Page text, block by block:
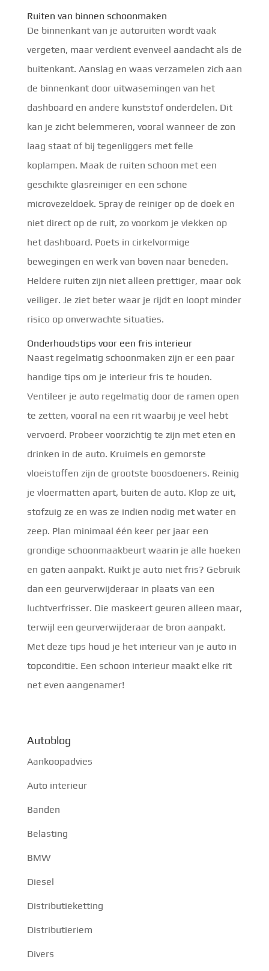
Ruiten van binnen schoonmaken
De binnenkant van je autoruiten wordt vaak
vergeten, maar verdient evenveel aandacht als de
buitenkant. Aanslag en waas verzamelen zich aan
de binnenkant door uitwasemingen van het
dashboard en andere kunststof onderdelen. Dit
kan je zicht belemmeren, vooral wanneer de zon
laag staat of bij tegenliggers met felle
koplampen. Maak de ruiten schoon met een
geschikte glasreiniger en een schone
microvezeldoek. Spray de reiniger op de doek en
niet direct op de ruit, zo voorkom je vlekken op
het dashboard. Poets in cirkelvormige
bewegingen en werk van boven naar beneden.
Heldere ruiten zijn niet alleen prettiger, maar ook
veiliger. Je ziet beter waar je rijdt en loopt minder
risico op onverwachte situaties.
Onderhoudstips voor een fris interieur
Naast regelmatig schoonmaken zijn er een paar
handige tips om je interieur fris te houden.
Ventileer je auto regelmatig door de ramen open
te zetten, vooral na een rit waarbij je veel hebt
vervoerd. Probeer voorzichtig te zijn met eten en
drinken in de auto. Kruimels en gemorste
vloeistoffen zijn de grootste boosdoeners. Reinig
je vloermatten apart, buiten de auto. Klop ze uit,
stofzuig ze en was ze indien nodig met water en
zeep. Plan minimaal één keer per jaar een
grondige schoonmaakbeurt waarin je alle hoeken
en gaten aanpakt. Ruikt je auto niet fris? Gebruik
dan een geurverwijderaar in plaats van een
luchtverfrisser. Die maskeert geuren alleen maar,
terwijl een geurverwijderaar de bron aanpakt.
Met deze tips houd je het interieur van je auto in
topconditie. Een schoon interieur maakt elke rit
net even aangenamer!
Autoblog
Aankoopadvies
Auto interieur
Banden
Belasting
BMW
Diesel
Distributieketting
Distributieriem
Divers